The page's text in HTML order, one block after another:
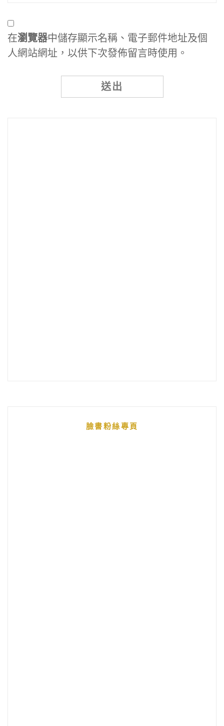
在瀏覽器中儲存顯示名稱、電子郵件地址及個
人網站網址，以供下次發佈留言時使用。
臉書粉絲專頁